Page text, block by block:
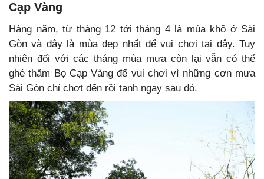
Cạp Vàng
Hàng năm, từ tháng 12 tới tháng 4 là mùa khô ở Sài
Gòn và đây là mùa đẹp nhất để vui chơi tại đây. Tuy
nhiên đối với các tháng mùa mưa còn lại vẫn có thể
ghé thăm Bọ Cạp Vàng để vui chơi vì những cơn mưa
Sài Gòn chỉ chợt đến rồi tạnh ngay sau đó.